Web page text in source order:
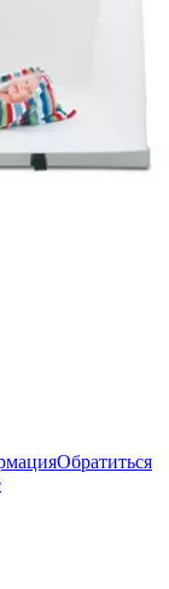
Обратиться